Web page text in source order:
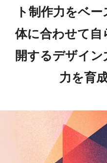
ト制作力をベ
体に合わせて自
開するデザイ
力を育